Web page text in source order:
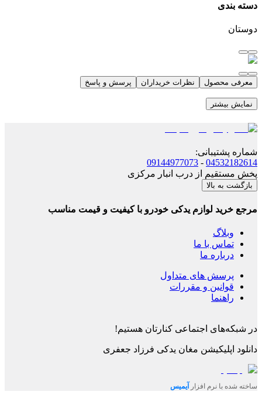
دسته بندی
دوستان
معرفی محصول نظرات خریداران پرسش و پاسخ
نمایش بیشتر
شماره پشتیبانی:
04532182614
-
09144977073
پخش مستقیم از درب انبار مرکزی
بازگشت به بالا
مرجع خرید لوازم یدکی خودرو با کیفیت و قیمت مناسب
وبلاگ
تماس با ما
درباره ما
پرسش های متداول
قوانین و مقررات
راهنما
در شبکه‌های اجتماعی کنارتان هستیم!
دانلود اپلیکیشن مغان یدکی فرزاد جعفری
ساخته شده با نرم افزار آیمیس